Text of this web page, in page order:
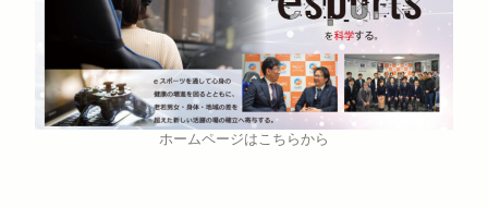
ホームページはこちらから